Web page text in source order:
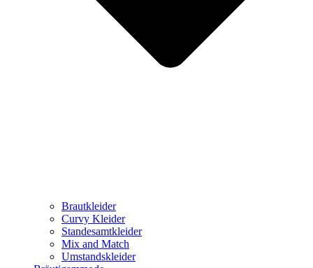
Brautkleider
Curvy Kleider
Standesamtkleider
Mix and Match
Umstandskleider